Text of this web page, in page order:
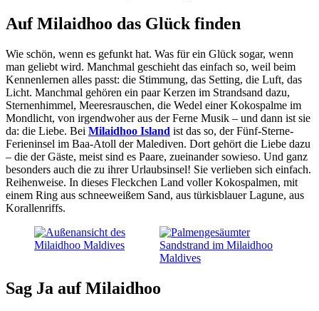
Auf Milaidhoo das Glück finden
Wie schön, wenn es gefunkt hat. Was für ein Glück sogar, wenn
man geliebt wird. Manchmal geschieht das einfach so, weil beim
Kennenlernen alles passt: die Stimmung, das Setting, die Luft, das
Licht. Manchmal gehören ein paar Kerzen im Strandsand dazu,
Sternenhimmel, Meeresrauschen, die Wedel einer Kokospalme im
Mondlicht, von irgendwoher aus der Ferne Musik – und dann ist sie
da: die Liebe. Bei Milaidhoo Island ist das so, der Fünf-Sterne-
Ferieninsel im Baa-Atoll der Malediven. Dort gehört die Liebe dazu
– die der Gäste, meist sind es Paare, zueinander sowieso. Und ganz
besonders auch die zu ihrer Urlaubsinsel! Sie verlieben sich einfach.
Reihenweise. In dieses Fleckchen Land voller Kokospalmen, mit
einem Ring aus schneeweißem Sand, aus türkisblauer Lagune, aus
Korallenriffs.
Sag Ja auf Milaidhoo